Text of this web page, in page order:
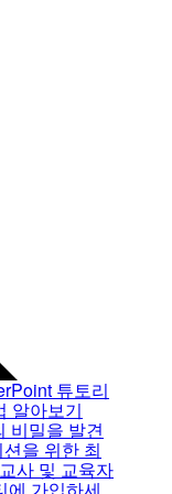
튜토리
알아보기
비밀을 발견
을 위한 최
사 및 교육자